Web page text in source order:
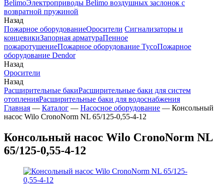
BelimoЭлектроприводы Belimo воздушных заслонок c
возвратной пружиной
Назад
Пожарное оборудованиеОросители Сигнализаторы и
концевикиЗапорная арматураПенное
пожаротушениеПожарное оборудование TycoПожарное
оборудование Dendor
Назад
Оросители
Назад
Расширительные бакиРасширительные баки для систем
отопленияРасширительные баки для водоснабжения
Главная — Каталог — Насосное оборудование — Консольный
насос Wilo CronoNorm NL 65/125-0,55-4-12
Консольный насос Wilo CronoNorm NL
65/125-0,55-4-12